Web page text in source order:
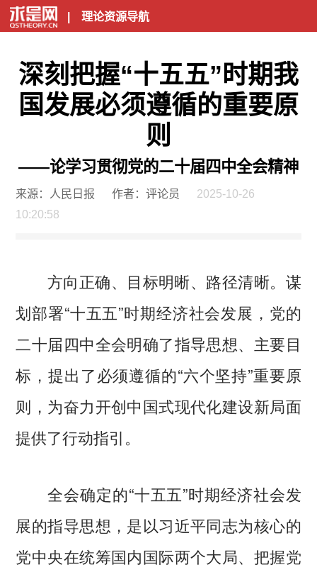
| 理论资源导航
深刻把握“十五五”时期我
国发展必须遵循的重要原
则
——论学习贯彻党的二十届四中全会精神
来源：人民日报 作者：评论员
2025-10-26
10:20:58
方向正确、目标明晰、路径清晰。谋
划部署“十五五”时期经济社会发展，党的
二十届四中全会明确了指导思想、主要目
标，提出了必须遵循的“六个坚持”重要原
则，为奋力开创中国式现代化建设新局面
提供了行动指引。
全会确定的“十五五”时期经济社会发
展的指导思想，是以习近平同志为核心的
党中央在统筹国内国际两个大局、把握党